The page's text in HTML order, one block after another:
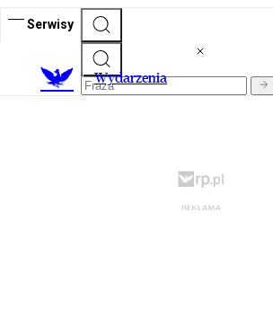
Serwisy
Wydarzenia